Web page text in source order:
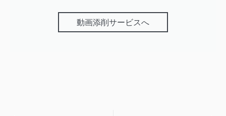
動画添削サービスへ